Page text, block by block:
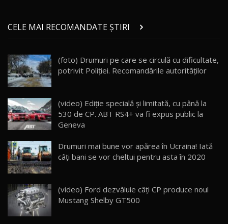
21
Micul BYD Dolphin Surf / Test Drive
AutoBlog.MD
16:59
22
Noua Mazda 6e / Test Drive AutoBlog.MD
26:59
23
Lynk & Co 01 / Test Drive AutoBlog.MD
25:19
24
ZEEKR 009: Cel mai Performant și Confortabil
Van Electric Testat în Moldova / AutoBlog.MD
26:38
25
mai Exclusiv și Puternic Defender Testat în
Moldova
32:21
CELE MAI RECOMANDATE ȘTIRI
(foto) Drumuri pe care se circulă cu dificultate,
potrivit Poliției. Recomandările autorităților
(video) Ediţie specială şi limitată, cu până la
530 de CP. ABT RS4+ va fi expus public la
Geneva
Drumuri mai bune vor apărea în Ucraina! Iată
câţi bani se vor cheltui pentru asta în 2020
(video) Ford dezvăluie câţi CP produce noul
Mustang Shelby GT500